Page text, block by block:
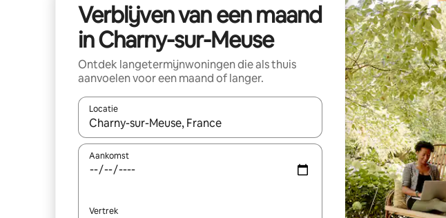
Verblijven van een maand
in Charny-sur-Meuse
Ontdek langetermijnwoningen die als thuis
aanvoelen voor een maand of langer.
Locatie
Wanneer er resultaten beschikbaar zijn, maak je een keuze met je de
Aankomst
Vertrek